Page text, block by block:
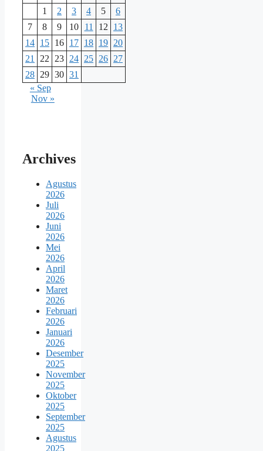
1
2 3 4 5
6
7
8 9 10 11 12
13
14 15 16 17 18 19 20
21
22 23 24 25 26 27
28 29 30 31
« Sep
Nov »
Archives
Agustus
2026
Juli
2026
Juni
2026
Mei
2026
April
2026
Maret
2026
Februari
2026
Januari
2026
Desember
2025
November
2025
Oktober
2025
September
2025
Agustus
2025